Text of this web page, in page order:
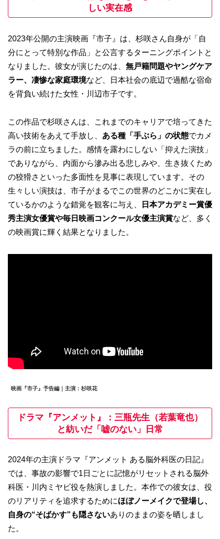
しい実在感
2023年公開の主演映画『市子』は、杉咲さん自身が「自
分にとって特別な作品」と公言するターニングポイントと
なりました。彼女が演じたのは、 無戸籍問題やヤングケア
ラー、凄惨な家庭環境など、日本社会の底辺で過酷な宿命
を背負い続けた女性・川辺市子です。
この作品で杉咲さんは、これまでのキャリアで培ってきた
高い技術をあえて手放し、 ある種「手ぶら」の状態でカメ
ラの前に立ちました。感情を露わにしない「抑えた演技」
でありながら、内面から滲み出る悲しみや、生き抜くため
の狡猾さといった多面性を見事に表現しています。その
生々しい演技は、市子がまるでこの世界のどこかに実在し
ているかのような錯覚を観客に与え、
日本アカデミー賞優
秀主演女優賞や毎日映画コンクール女優主演賞など、多く
の映画賞に輝く結果となりました。
映画『市子』予告編｜主演：杉咲花
ドラマ『アンメット』：三瓶先生（若葉竜也）
と紡いだ「嘘のない」日常
2024年の主演ドラマ『アンメット ある脳外科医の日記』
では、事故の影響で1日ごとに記憶がリセットされる脳外
科医・川内ミヤビ役を熱演しました。本作での彼女は、役
のリアリティを追求するためにほぼノーメイクで登場し、
自身の“そばかす”も隠さないありのままの姿を晒しまし
た。